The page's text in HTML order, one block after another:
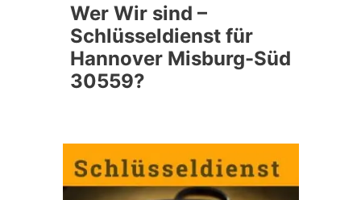
Wer Wir sind –
Schlüsseldienst für
Hannover Misburg-Süd
30559?